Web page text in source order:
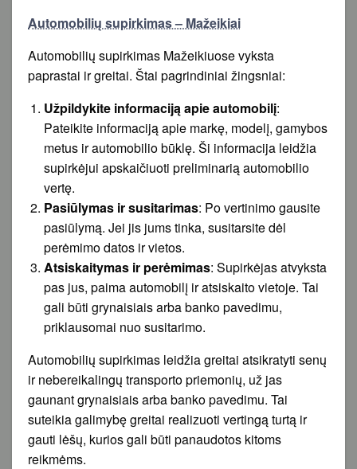
Automobilių supirkimas – Mažeikiai
Automobilių supirkimas Mažeikiuose vyksta
paprastai ir greitai. Štai pagrindiniai žingsniai:
Užpildykite informaciją apie automobilį:
Pateikite informaciją apie markę, modelį, gamybos
metus ir automobilio būklę. Ši informacija leidžia
supirkėjui apskaičiuoti preliminarią automobilio
vertę.
Pasiūlymas ir susitarimas: Po vertinimo gausite
pasiūlymą. Jei jis jums tinka, susitarsite dėl
perėmimo datos ir vietos.
Atsiskaitymas ir perėmimas: Supirkėjas atvyksta
pas jus, paima automobilį ir atsiskaito vietoje. Tai
gali būti grynaisiais arba banko pavedimu,
priklausomai nuo susitarimo.
Automobilių supirkimas leidžia greitai atsikratyti senų
ir nebereikalingų transporto priemonių, už jas
gaunant grynaisiais arba banko pavedimu. Tai
suteikia galimybę greitai realizuoti vertingą turtą ir
gauti lėšų, kurios gali būti panaudotos kitoms
reikmėms.